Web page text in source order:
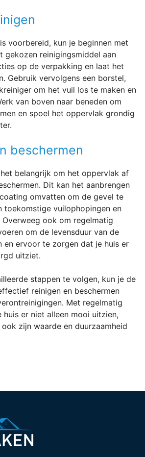
voorbereid, kun je beginnen met
gekozen reinigingsmiddel aan
op de verpakking en laat het
Gebruik vervolgens een borstel,
om het vuil los te maken en
van boven naar beneden om
en spoel het oppervlak grondig
beschermen
belangrijk om het oppervlak af
Dit kan het aanbrengen
omvatten om de gevel te
toekomstige vuilophopingen en
ook om regelmatig
om de levensduur van de
en ervoor te zorgen dat je huis er
uitziet.
stappen te volgen, kun je de
reinigen en beschermen
Met regelmatig
er niet alleen mooi uitzien,
zijn waarde en duurzaamheid